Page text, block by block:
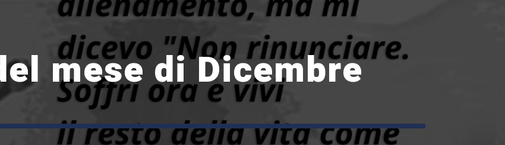
mese di Dicembre